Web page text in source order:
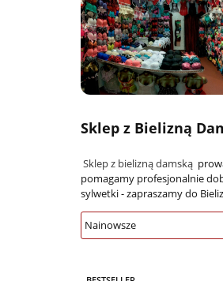
Sklep z Bielizną
Sklep z bielizną damską
pomagamy profesjonalnie
sylwetki - zapraszamy do